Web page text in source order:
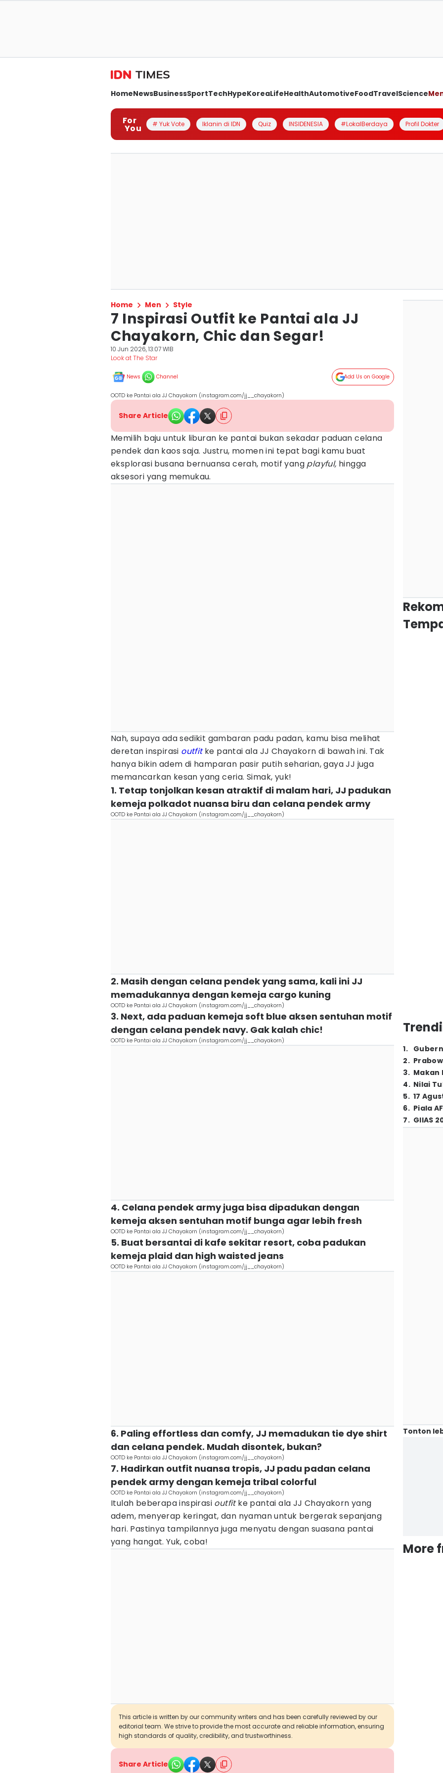
HomeNewsBusinessSportTechHypeKoreaLifeHealthAutomotiveFoodTravelScience
For
You # Yuk Vote Iklanin di IDN Quiz INSIDENESIA #LokalBerdaya Profil Dokter
Home Men Style
7 Inspirasi Outfit ke Pantai ala JJ
Chayakorn, Chic dan Segar!
10 Jun 2026, 13:07 WIB
Look at The Star
News Channel Add Us on Google
OOTD ke Pantai ala JJ Chayakorn (instagram.com/jj__chayakorn)
Share Article
Memilih baju untuk liburan ke pantai bukan sekadar paduan celana
pendek dan kaos saja. Justru, momen ini tepat bagi kamu buat
eksplorasi busana bernuansa cerah, motif yang playful, hingga
aksesori yang memukau.
Nah, supaya ada sedikit gambaran padu padan, kamu bisa melihat
deretan inspirasi outfitke pantai ala JJ Chayakorn di bawah ini. Tak
hanya bikin adem di hamparan pasir putih seharian, gaya JJ juga
memancarkan kesan yang ceria. Simak, yuk!
1. Tetap tonjolkan kesan atraktif di malam hari, JJ padukan
kemeja polkadot nuansa biru dan celana pendek army
OOTD ke Pantai ala JJ Chayakorn (instagram.com/jj__chayakorn)
2. Masih dengan celana pendek yang sama, kali ini JJ
memadukannya dengan kemeja cargo kuning
OOTD ke Pantai ala JJ Chayakorn (instagram.com/jj__chayakorn)
3. Next, ada paduan kemeja soft blue aksen sentuhan motif
dengan celana pendek navy. Gak kalah chic!
OOTD ke Pantai ala JJ Chayakorn (instagram.com/jj__chayakorn)
4. Celana pendek army juga bisa dipadukan dengan
kemeja aksen sentuhan motif bunga agar lebih fresh
OOTD ke Pantai ala JJ Chayakorn (instagram.com/jj__chayakorn)
5. Buat bersantai di kafe sekitar resort, coba padukan
kemeja plaid dan high waisted jeans
OOTD ke Pantai ala JJ Chayakorn (instagram.com/jj__chayakorn)
6. Paling effortless dan comfy, JJ memadukan tie dye shirt
dan celana pendek. Mudah disontek, bukan?
OOTD ke Pantai ala JJ Chayakorn (instagram.com/jj__chayakorn)
7. Hadirkan outfit nuansa tropis, JJ padu padan celana
pendek army dengan kemeja tribal colorful
OOTD ke Pantai ala JJ Chayakorn (instagram.com/jj__chayakorn)
Itulah beberapa inspirasi outfitke pantai ala JJ Chayakorn yang
adem, menyerap keringat, dan nyaman untuk bergerak sepanjang
hari. Pastinya tampilannya juga menyatu dengan suasana pantai
yang hangat. Yuk, coba!
This article is written by our community writers and has been carefully reviewed by our
editorial team. We strive to provide the most accurate and reliable information, ensuring
high standards of quality, credibility, and trustworthiness.
Share Article
1.
2.
3. Makan
4. Nilai
5. 17
6. Piala
7. GIIAS
Tonton
More